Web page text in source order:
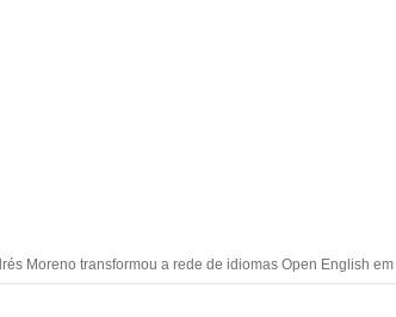
Moreno transformou a rede de idiomas Open English